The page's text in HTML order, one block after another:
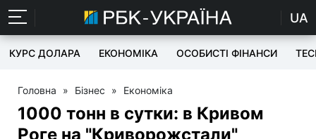
UA
КУРС ДОЛАРА ЕКОНОМІКА ОСОБИСТІ ФІНАНСИ
Головна » Бізнес » Економіка
1000 тонн в сутки: в Кривом
Роге на "Криворожстали"